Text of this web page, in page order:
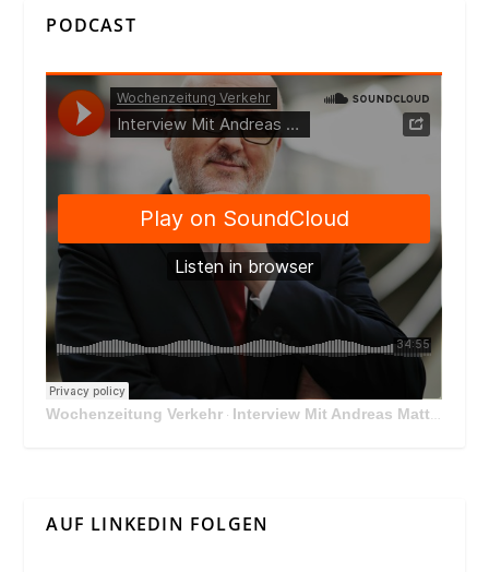
PODCAST
Wochenzeitung Verkehr · Interview Mit Andreas Matthä, CEO der ÖBB Holding
AUF LINKEDIN FOLGEN